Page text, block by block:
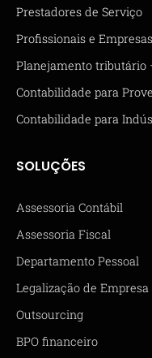
Prestadores de Serviço
Profissionais e
Planejamento tributário
Contabilidade para
Contabilidade para
SOLUÇÕES
Assessoria Contábil
Assessoria Fiscal
Departamento Pessoal
Legalização de Empresa
Outsourcing
BPO financeiro